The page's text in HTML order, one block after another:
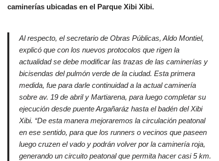
caminerías ubicadas en el Parque Xibi Xibi.
Al respecto, el secretario de Obras Públicas, Aldo Montiel,
explicó que con los nuevos protocolos que rigen la
actualidad se debe modificar las trazas de las caminerías y
bicisendas del pulmón verde de la ciudad. Esta primera
medida, fue para darle continuidad a la actual caminería
sobre av. 19 de abril y Martiarena, para luego completar su
ejecución desde puente Argañaráz hasta el badén del Xibi
Xibi. “De esta manera mejoraremos la circulación peatonal
en ese sentido, para que los runners o vecinos que paseen
luego cruzen el vado y podrán volver por la caminería roja,
generando un circuito peatonal que permita hacer casi 5 km.